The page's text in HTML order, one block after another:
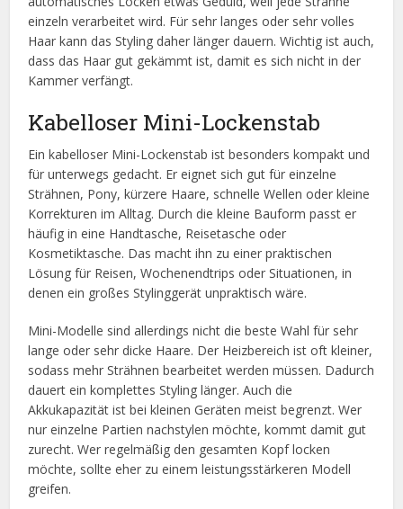
einzeln verarbeitet wird. Für sehr langes oder sehr volles
Haar kann das Styling daher länger dauern. Wichtig ist auch,
dass das Haar gut gekämmt ist, damit es sich nicht in der
Kammer verfängt.
Kabelloser Mini-Lockenstab
Ein kabelloser Mini-Lockenstab ist besonders kompakt und
für unterwegs gedacht. Er eignet sich gut für einzelne
Strähnen, Pony, kürzere Haare, schnelle Wellen oder kleine
Korrekturen im Alltag. Durch die kleine Bauform passt er
häufig in eine Handtasche, Reisetasche oder
Kosmetiktasche. Das macht ihn zu einer praktischen
Lösung für Reisen, Wochenendtrips oder Situationen, in
denen ein großes Stylinggerät unpraktisch wäre.
Mini-Modelle sind allerdings nicht die beste Wahl für sehr
lange oder sehr dicke Haare. Der Heizbereich ist oft kleiner,
sodass mehr Strähnen bearbeitet werden müssen. Dadurch
dauert ein komplettes Styling länger. Auch die
Akkukapazität ist bei kleinen Geräten meist begrenzt. Wer
nur einzelne Partien nachstylen möchte, kommt damit gut
zurecht. Wer regelmäßig den gesamten Kopf locken
möchte, sollte eher zu einem leistungsstärkeren Modell
greifen.